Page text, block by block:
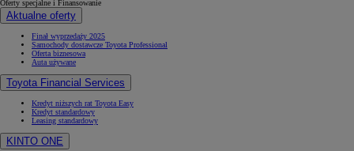
Oferty specjalne i Finansowanie
Aktualne oferty
Finał wyprzedaży 2025
Samochody dostawcze Toyota Professional
Oferta biznesowa
Auta używane
Toyota Financial Services
Kredyt niższych rat Toyota Easy
Kredyt standardowy
Leasing standardowy
KINTO ONE